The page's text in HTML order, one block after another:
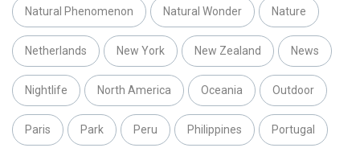
Natural Phenomenon Natural Wonder Nature
Netherlands New York New Zealand News
Nightlife North America Oceania Outdoor
Paris Park Peru Philippines Portugal